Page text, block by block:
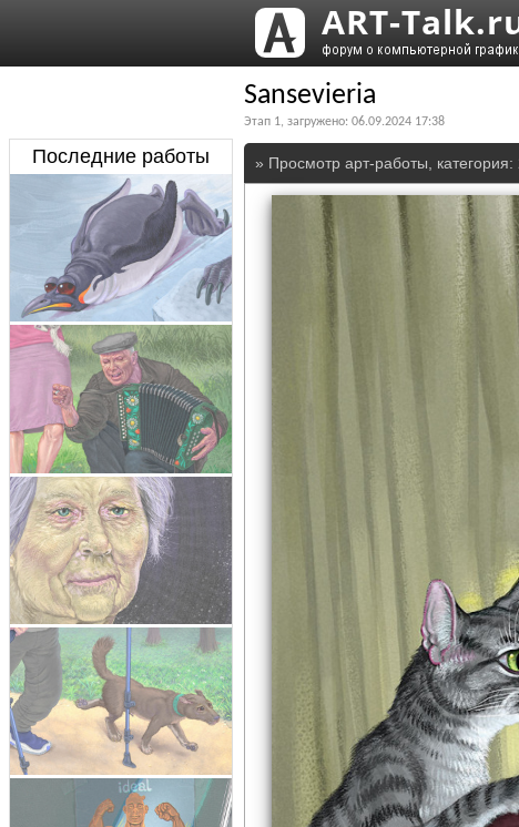
Sansevieria
Этап 1, загружено: 06.09.2024 17:38
» Просмотр арт-работы, категория:
Последние работы